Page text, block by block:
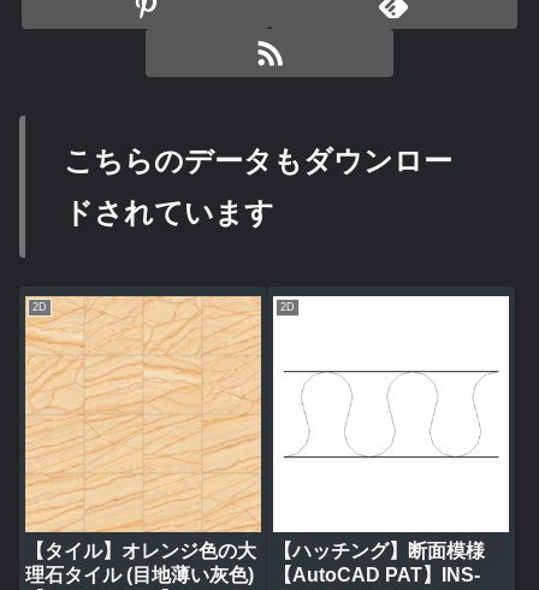
こちらのデータもダウンロー
ドされています
2D
【タイル】オレンジ色の大
理石タイル (目地薄い灰色)
2D
【ハッチング】断面模様
【AutoCAD PAT】INS-